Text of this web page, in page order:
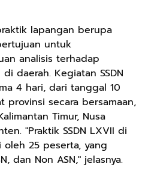
lapangan berupa
untuk
analisis terhadap
daerah. Kegiatan SSDN
4 hari, dari tanggal 10
provinsi secara bersamaan,
Timur, Nusa
"Praktik SSDN LXVII di
oleh 25 peserta, yang
dan Non ASN," jelasnya.